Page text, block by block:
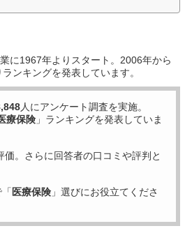
に1967年よりスタート。2006年から
ンキングを発表しています。
人にアンケート調査を実施。
療保険 」ランキングを発表していま
価。さらに回答者の口コミや評判と
医療保険 」選びにお役立てくださ